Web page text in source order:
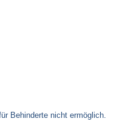
Behinderte nicht ermöglich.